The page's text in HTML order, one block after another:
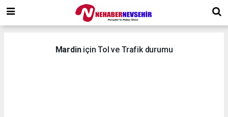
Mardin için Tol ve Trafik durumu